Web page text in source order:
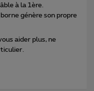
à la 1ère.
génère son propre
aider plus, ne